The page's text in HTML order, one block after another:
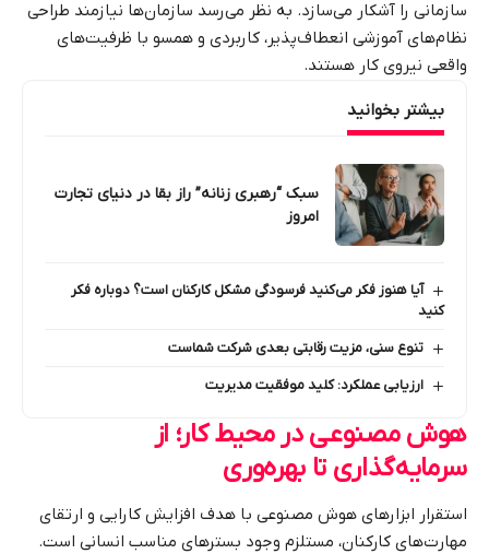
سازمانی را آشکار می‌سازد. به نظر می‌رسد سازمان‌ها نیازمند طراحی
نظام‌های آموزشی انعطاف‌پذیر، کاربردی و همسو با ظرفیت‌های
واقعی نیروی کار هستند.
بیشتر بخوانید
سبک‌ “رهبری زنانه” راز بقا در دنیای تجارت
امروز
آیا هنوز فکر می‌کنید فرسودگی مشکل کارکنان است؟ دوباره فکر
کنید
تنوع سنی، مزیت رقابتی بعدی شرکت شماست
ارزیابی عملکرد: کلید موفقیت مدیریت
هوش مصنوعی در محیط کار؛ از
سرمایه‌گذاری تا بهره‌وری
استقرار ابزارهای هوش مصنوعی با هدف افزایش کارایی و ارتقای
مهارت‌های کارکنان، مستلزم وجود بسترهای مناسب انسانی است.